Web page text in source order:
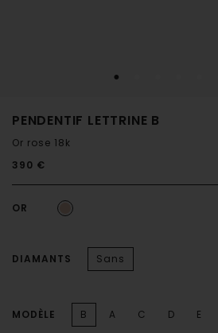
PENDENTIF LETTRINE B
Or rose 18k
390 €
OR
DIAMANTS Sans
MODÈLE B A C D E